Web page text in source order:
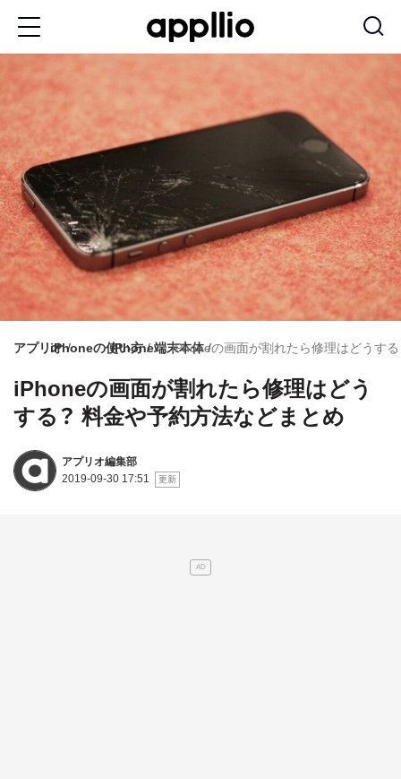
コ
ン
テ
ン
ツ
に
移
動
アプリオiPhoneの使い方iPhone端末本体iPhoneの画面が割れたら修理はどうす
iPhoneの画面が割れたら修理はどう
する？ 料金や予約方法などまとめ
アプリオ編集部
2019-09-30 17:51